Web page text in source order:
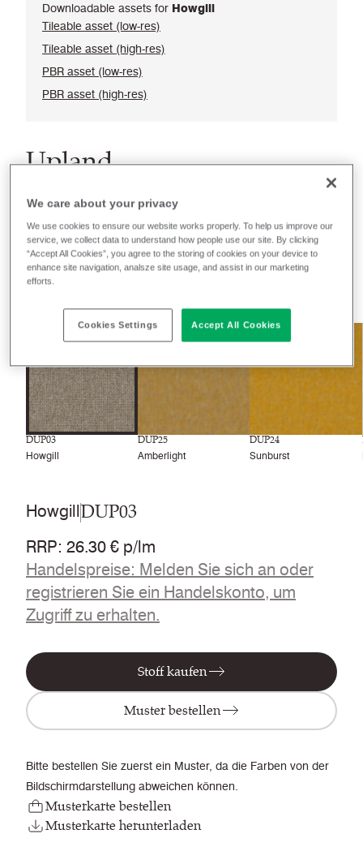
Downloadable assets for Howgill
Tileable asset (low-res)
Tileable asset (high-res)
PBR asset (low-res)
PBR asset (high-res)
Upland
Recently launched Phasing out
Farbgruppen
DUP03
Howgill
DUP25
Amberlight
DUP24
Sunburst
HowgillDUP03
RRP: 26.30 € p/lm
Handelspreise: Melden Sie sich an oder
registrieren Sie ein Handelskonto, um
Zugriff zu erhalten.
Stoff kaufen
Muster bestellen
Bitte bestellen Sie zuerst ein Muster, da die Farben von der
Bildschirmdarstellung abweichen können.
Musterkarte bestellen
Musterkarte herunterladen
We care about your privacy
We use cookies to ensure our website works properly. To help us improve our
service, we collect data to understand how people use our site. By clicking
“Accept All Cookies”, you agree to the storing of cookies on your device to
enhance site navigation, analsze site usage, and assist in our marketing
efforts.
Cookies Settings Accept All Cookies